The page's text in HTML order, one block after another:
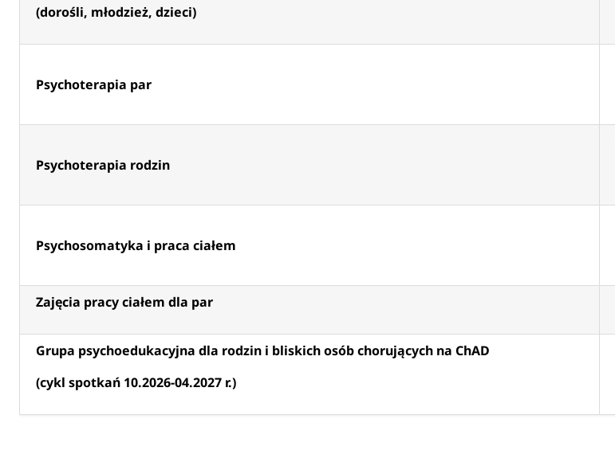
(dorośli, młodzież, dzieci)
Psychoterapia par
Psychoterapia rodzin
Psychosomatyka i praca ciałem
Zajęcia pracy ciałem dla par
Grupa psychoedukacyjna dla rodzin i bliskichosób chorujących na ChAD
(cykl spotkań 10.2026-04.2027 r.)